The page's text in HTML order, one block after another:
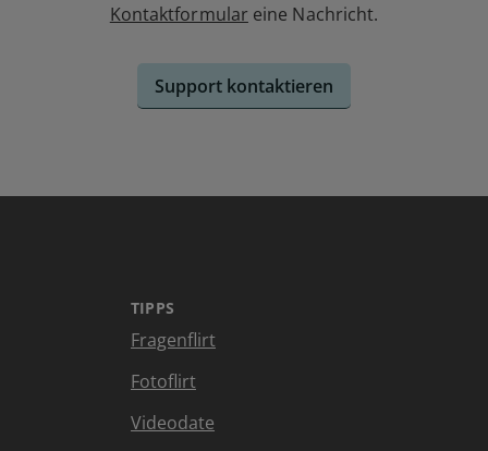
Kontaktformular eine Nachricht.
Support kontaktieren
TIPPS
Fragenflirt
Fotoflirt
Videodate